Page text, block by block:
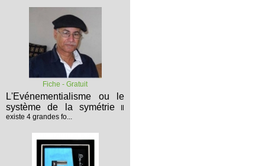
Fiche - Gratuit
L'Evénementialisme ou le
système de la symétrie
existe 4 grandes fo...